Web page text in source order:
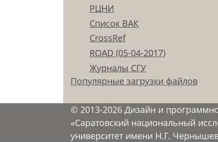
РЦНИ
Список ВАК
CrossRef
ROAD (05-04-2017)
Журналы СГУ
Популярные загрузки файлов
© 2013-2026 Дизайн и
«Саратовский национальный
университет имени Н.Г.